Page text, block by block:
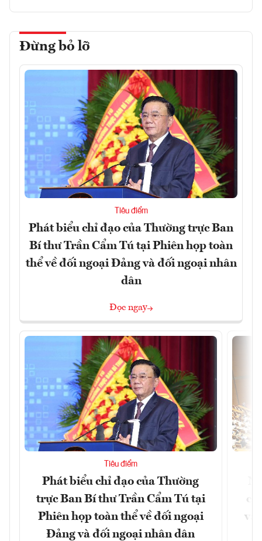
Đừng bỏ lỡ
Tiêu điểm
Phát biểu chỉ đạo của Thường trực Ban
Bí thư Trần Cẩm Tú tại Phiên họp toàn
thể về đối ngoại Đảng và đối ngoại nhân
dân
Đọc ngay
Tiêu điểm
Phát biểu chỉ đạo của Thường
trực Ban Bí thư Trần Cẩm Tú tại
Phiên họp toàn thể về đối ngoại
Đảng và đối ngoại nhân dân
và